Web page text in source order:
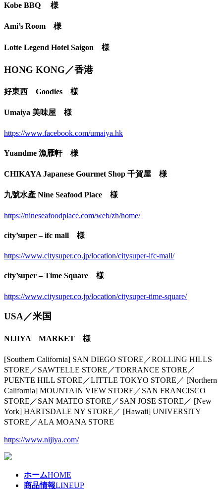
Kobe BBQ 様
Ami’s Room 様
Lotte Legend Hotel Saigon‎ 様
HONG KONG／香港
好東西 Goodies 様
Umaiya 美味屋 様
https://www.facebook.com/umaiya.hk
Yuandme 漁雁軒 様
CHIKAYA Japanese Gourmet Shop 千賀屋 様
九號水產 Nine Seafood Place 様
https://nineseafoodplace.com/web/zh/home/
city’super – ifc mall 様
https://www.citysuper.co.jp/location/citysuper-ifc-mall/
city’super – Time Square 様
https://www.citysuper.co.jp/location/citysuper-time-square/
USA／米国
NIJIYA MARKET 様
[Southern California] SAN DIEGO STORE／ROLLING HILLS
STORE／SAWTELLE STORE／TORRANCE STORE／
PUENTE HILL STORE／LITTLE TOKYO STORE／ [Northern
California] MOUNTAIN VIEW STORE／SAN FRANCISCO
STORE／SAN MATEO STORE／SAN JOSE STORE／ [New
York] HARTSDALE NY STORE／ [Hawaii] UNIVERSITY
STORE／ALA MOANA STORE
https://www.nijiya.com/
ホームHOME
商品情報LINEUP